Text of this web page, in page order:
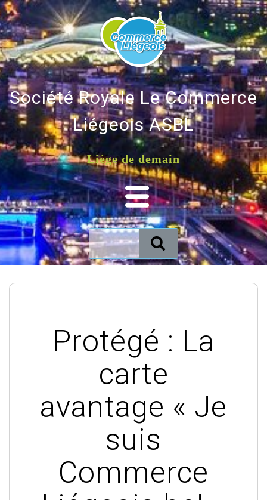
Société Royale Le Commerce
Liégeois ASBL
Liège de demain
Protégé : La
carte
avantage « Je
suis
Commerce